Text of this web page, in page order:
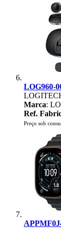
LOG960-
Marca:
Ref.
Preço sob